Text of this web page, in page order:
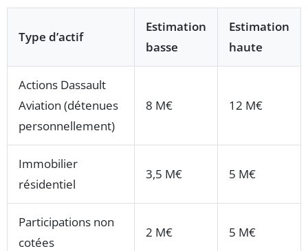
Type d’actif
Estimation
basse
Estimation
haute
Actions Dassault
Aviation (détenues
personnellement)
8 M€ 12 M€
Immobilier
résidentiel
3,5 M€ 5 M€
Participations non
cotées
2 M€ 5 M€